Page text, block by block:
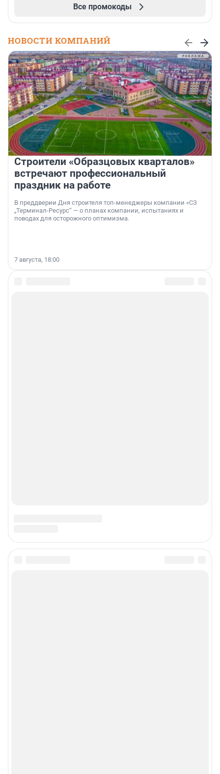
Все промокоды
НОВОСТИ КОМПАНИЙ
Строители «Образцовых кварталов»
встречают профессиональный
праздник на работе
В преддверии Дня строителя топ-менеджеры компании «СЗ
„Терминал-Ресурс“ — о планах компании, испытаниях и
поводах для осторожного оптимизма.
7 августа, 18:00